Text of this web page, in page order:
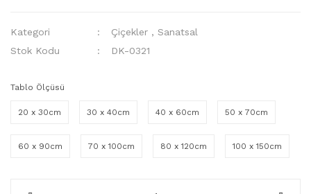
Kategori Çiçekler ,Sanatsal
Stok Kodu
DK-0321
Tablo Ölçüsü
20 x 30cm 30 x 40cm 40 x 60cm 50 x 70cm
60 x 90cm 70 x 100cm 80 x 120cm 100 x 150cm